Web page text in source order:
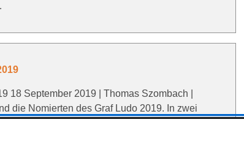
18 September 2019 | Thomas Szombach |
die Nomierten des Graf Ludo 2019. In zwei